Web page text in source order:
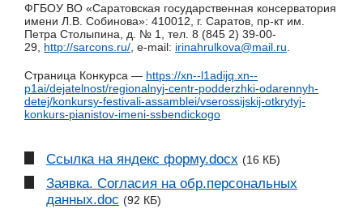
ФГБОУ ВО «Саратовская государственная консерватория
имени Л.В. Собинова»: 410012, г. Саратов, пр-кт им.
Петра Столыпина, д. № 1, тел. 8 (845 2) 39-00-
29, http://sarcons.ru/ , e-mail: irinahrulkova@mail.ru
Страница Конкурса — https://xn--l1adijq.xn--
p1ai/dejatelnost/regionalnyj-centr-podderzhki-odarennyh-
detej/konkursy-festivali-assamblei/vserossijskij-otkrytyj-
konkurs-pianistov-imeni-ssbendickogo
Ссылка на яндекс форму.docx (16 КБ)
Заявка. Согласия на обр.персональных
данных.doc (92 КБ)